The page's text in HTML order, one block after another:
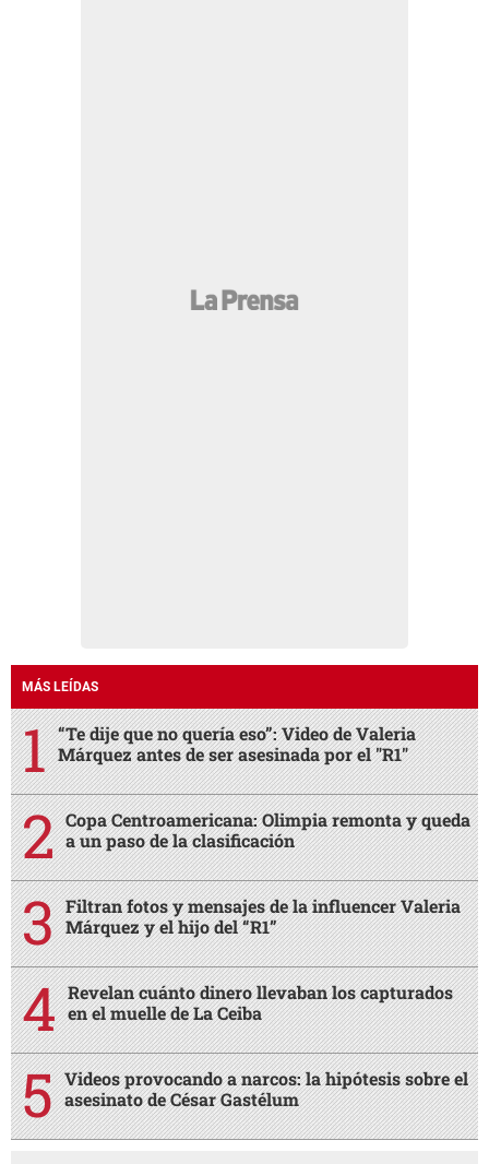
MÁS LEÍDAS
“Te dije que no quería eso”: Video de Valeria
Márquez antes de ser asesinada por el "R1"
Copa Centroamericana: Olimpia remonta y queda
a un paso de la clasificación
Filtran fotos y mensajes de la influencer Valeria
Márquez y el hijo del “R1”
Revelan cuánto dinero llevaban los capturados
en el muelle de La Ceiba
Videos provocando a narcos: la hipótesis sobre el
asesinato de César Gastélum